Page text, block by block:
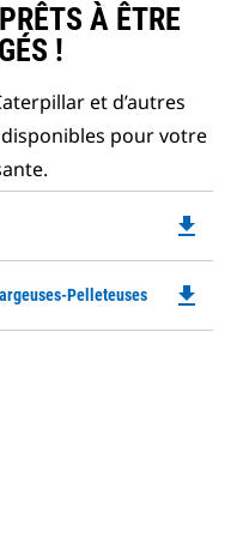
À ÊTRE
!
et d’autres
pour votre
a
file_download
Pelleteuses file_download